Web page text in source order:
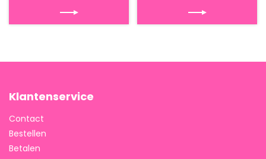
Klantenservice
Contact
Bestellen
Betalen